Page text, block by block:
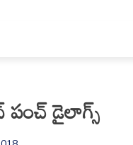
పంచ్ డైలాగ్స్